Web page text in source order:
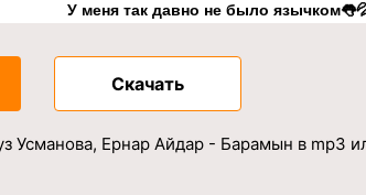
У меня так давно не было
Скачать
Усманова, Ернар Айдар - Барамын в mp3